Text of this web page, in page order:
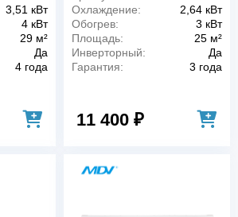
3,51 кВт
4 кВт
29 м²
Да
4 года
Охлаждение:
2,64 кВт
Обогрев:
3 кВт
Площадь:
25 м²
Инверторный:
Да
Гарантия:
3 года
11 400 ₽